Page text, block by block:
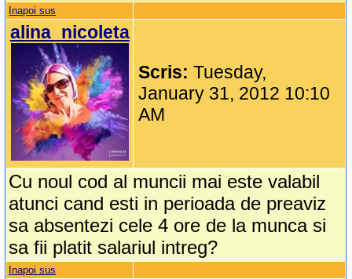
Inapoi sus
alina_nicoleta
Scris:Tuesday,
January 31, 2012 10:10
AM
Cu noul cod al muncii mai este valabil
atunci cand esti in perioada de preaviz
sa absentezi cele 4 ore de la munca si
sa fii platit salariul intreg?
Inapoi sus